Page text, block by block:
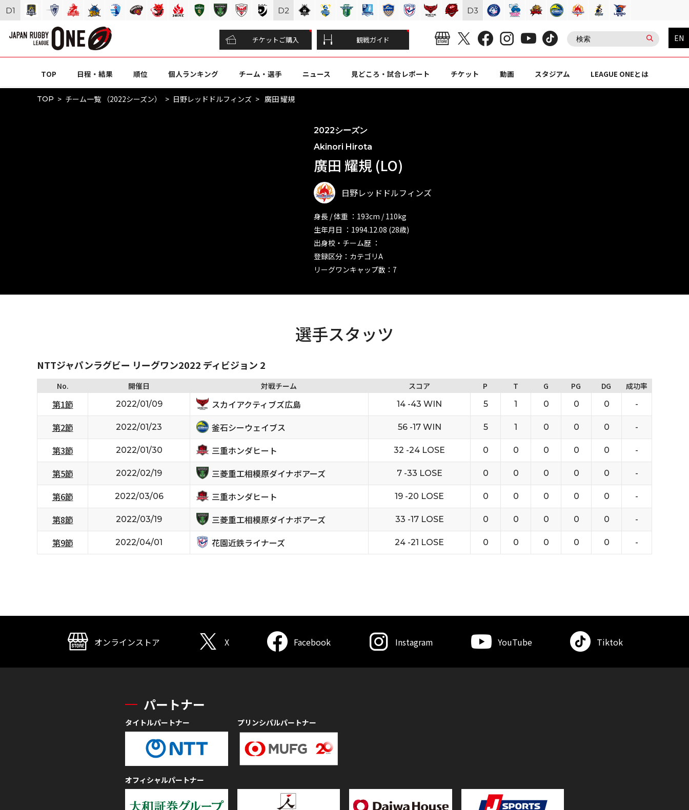
チケットご購入 観戦ガイド EN
TOP 日程・結果 順位 個人ランキング チーム・選手 ニュース 見どころ・試合レポート チケット 動画 スタジアム LEAGUE ONEとは
TOP チーム一覧 （2022シーズン） 日野レッドドルフィンズ 廣田 耀規
2022シーズン
Akinori Hirota
廣田 耀規 (LO)
日野レッドドルフィンズ
身長 / 体重 ：193cm / 110kg
生年月日 ：1994.12.08 (28歳)
出身校・チーム歴 ：
登録区分：カテゴリA
リーグワンキャップ数：7
選手スタッツ
NTTジャパンラグビー リーグワン2022 ディビジョン 2
No. 開催日 対戦チーム スコア P T G PG DG 成功率
第1節 2022/01/09 スカイアクティブズ広島 14 -43 WIN 5 1 0 0 0 -
第2節 2022/01/23 釜石シーウェイブス 56 -17 WIN 5 1 0 0 0 -
第3節 2022/01/30 三重ホンダヒート 32 -24 LOSE 0 0 0 0 0 -
第5節 2022/02/19 三菱重工相模原ダイナボアーズ 7 -33 LOSE 0 0 0 0 0 -
第6節 2022/03/06 三重ホンダヒート 19 -20 LOSE 0 0 0 0 0 -
第8節 2022/03/19 三菱重工相模原ダイナボアーズ 33 -17 LOSE 0 0 0 0 0 -
第9節 2022/04/01 花園近鉄ライナーズ 24 -21 LOSE 0 0 0 0 0 -
D1 D2 D3
オンラインストア X Facebook Instagram YouTube Tiktok
パートナー
タイトルパートナー プリンシパルパートナー
オフィシャルパートナー